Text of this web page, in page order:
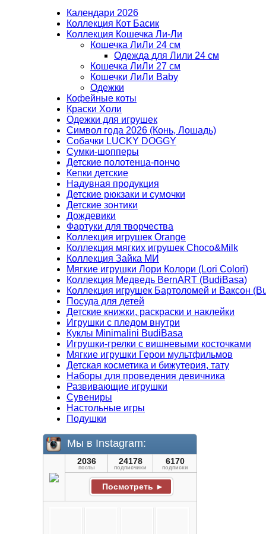
Календари 2026
Коллекция Кот Басик
Коллекция Кошечка Ли-Ли
Кошечка ЛиЛи 24 см
Одежда для Лили 24 см
Кошечка ЛиЛи 27 см
Кошечки ЛиЛи Baby
Одежки
Кофейные коты
Краски Холи
Одежки для игрушек
Символ года 2026 (Конь, Лошадь)
Собачки LUCKY DOGGY
Сумки-шопперы
Детские полотенца-пончо
Кепки детские
Надувная продукция
Детские рюкзаки и сумочки
Детские зонтики
Дождевики
Фартуки для творчества
Коллекция игрушек Orange
Коллекция мягких игрушек Choco&Milk
Коллекция Зайка МИ
Мягкие игрушки Лори Колори (Lori Colori)
Коллекция Медведь BernART (BudiBasa)
Коллекция игрушек Бартоломей и Ваксон
Посуда для детей
Детские книжки, раскраски и наклейки
Игрушки с пледом внутри
Куклы Minimalini BudiBasa
Игрушки-грелки с вишневыми косточками
Мягкие игрушки Герои мультфильмов
Детская косметика и бижутерия, тату
Наборы для проведения девичника
Развивающие игрушки
Сувениры
Настольные игры
Подушки